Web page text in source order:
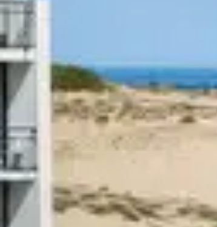
Planche à la
en France !
Nos clubs vacances sont
Cet été, offrez-vous un road trip